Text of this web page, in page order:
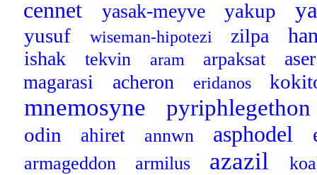
cennet yasak-meyve yakup
yusuf wiseman-hipotezi zilpa
ishak tekvin aram arpaksat
magarasi acheron eridanos
mnemosyne pyriphlegethon
odin ahiret annwn asphodel
armageddon armilus azazil